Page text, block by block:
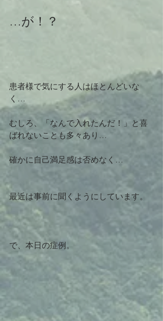
…が！？
患者様で気にする人はほとんどいな
く…
むしろ、「なんで入れたんだ！」と喜
ばれないことも多々あり…
確かに自己満足感は否めなく…
最近は事前に聞くようにしています。
で、本日の症例。